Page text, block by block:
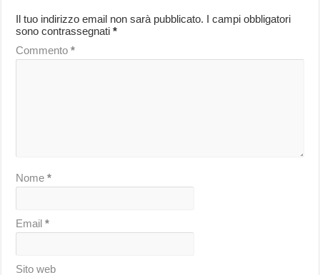
Il tuo indirizzo email non sarà pubblicato. I campi obbligatori
sono contrassegnati*
Commento*
Nome*
Email*
Sito web